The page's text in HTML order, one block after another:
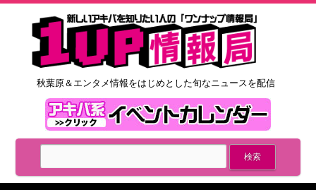
秋葉原＆エンタメ情報をはじめとした旬なニュースを配信